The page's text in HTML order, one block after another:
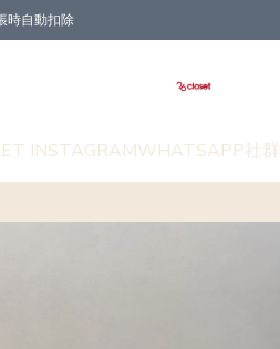
時自動扣除
INSTAGRAMWHATSAPP社群